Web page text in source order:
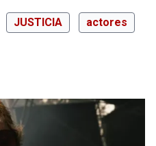
JUSTICIA actores